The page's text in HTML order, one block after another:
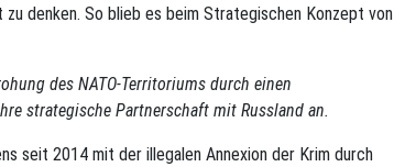
denken. So blieb es beim Strategischen Konzept von
des NATO-Territoriums durch einen
strategische Partnerschaft mit Russland an.
seit 2014 mit der illegalen Annexion der Krim durch